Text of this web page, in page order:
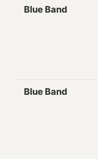
Blue Band
Blue Band